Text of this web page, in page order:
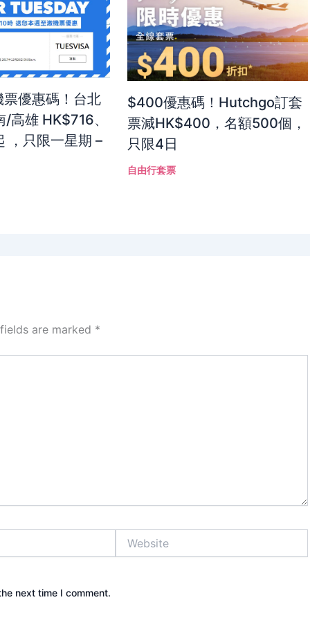
優惠碼！台北
高雄 HK$716、
，只限一星期 –
$400優惠碼！Hutchgo訂套
票減HK$400，名額500個，
只限4日
自由行套票
are marked *
next time I comment.